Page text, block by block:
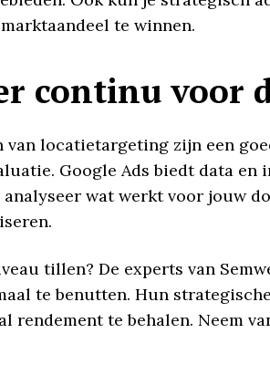
te winnen.
continu voor
locatietargeting zijn een
Google Ads biedt data en
wat werkt voor jouw
tillen? De experts van
te benutten. Hun
rendement te behalen. Neem